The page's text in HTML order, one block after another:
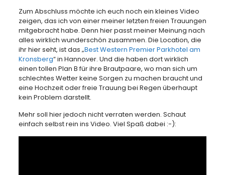
Zum Abschluss möchte ich euch noch ein kleines Video
zeigen, das ich von einer meiner letzten freien Trauungen
mitgebracht habe. Denn hier passt meiner Meinung nach
alles wirklich wunderschön zusammen. Die Location, die
ihr hier seht, ist das „Best Western Premier Parkhotel am
Kronsberg“ in Hannover. Und die haben dort wirklich
einen tollen Plan B für ihre Brautpaare, wo man sich um
schlechtes Wetter keine Sorgen zu machen braucht und
eine Hochzeit oder freie Trauung bei Regen überhaupt
kein Problem darstellt.
Mehr soll hier jedoch nicht verraten werden. Schaut
einfach selbst rein ins Video. Viel Spaß dabei :-):